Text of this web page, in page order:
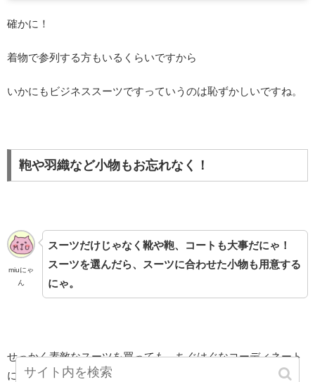
確かに！
着物で参列する方もいるくらいですから
いかにもビジネススーツですっていうのは恥ずかしいですね。
鞄や羽織など小物もお忘れなく！
miuにゃ
ん
スーツだけじゃなく靴や鞄、コートも大事だにゃ！
スーツを選んだら、スーツに合わせた小物も用意する
にゃ。
せっかく素敵なスーツを買っても、ちぐはぐなコーディネート
になったら残念ですものね！